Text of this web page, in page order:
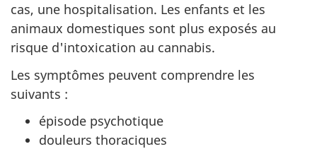
cas, une hospitalisation. Les enfants et les
animaux domestiques sont plus exposés au
risque d'intoxication au cannabis.
Les symptômes peuvent comprendre les
suivants :
épisode psychotique
douleurs thoraciques